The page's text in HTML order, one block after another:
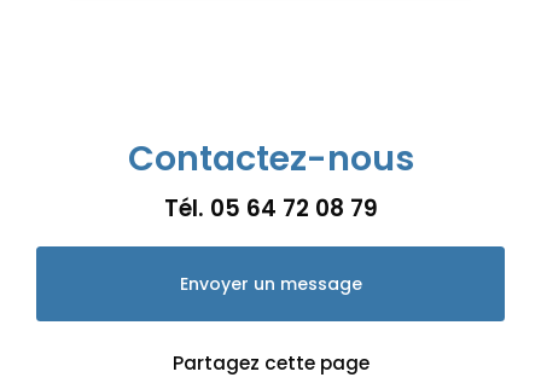
Contactez-nous
Tél. 05 64 72 08 79
Envoyer un message
Partagez cette page